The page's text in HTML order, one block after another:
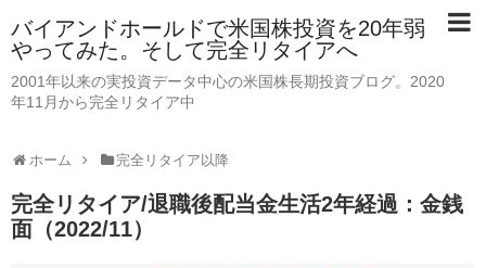
バイアンドホールドで米国株投資を20年弱
やってみた。そして完全リタイアへ
2001年以来の実投資データ中心の米国株長期投資ブログ。2020
年11月から完全リタイア中
ホーム 完全リタイア以降
完全リタイア/退職後配当金生活2年経過：金銭
面（2022/11）